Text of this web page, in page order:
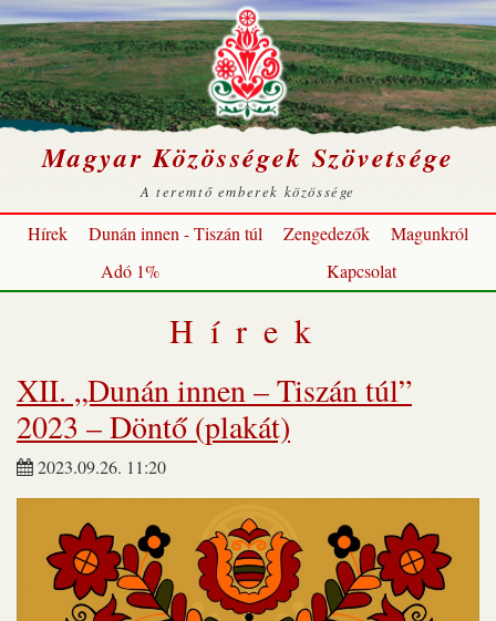
Magyar Közösségek Szövetsége
A teremtő emberek közössége
Hírek Dunán innen - Tiszán túl Zengedezők
Magunkról
Adó 1%
Kapcsolat
Hírek
XII. „Dunán innen – Tiszán túl”
2023 – Döntő (plakát)
2023.09.26. 11:20